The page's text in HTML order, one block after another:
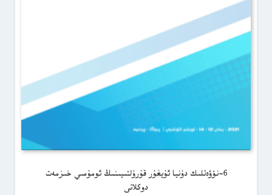
6-نۆۋەتلىك دۇنيا ئۇيغۇر قۇرۇلتىيىنىڭ ئومۇمىي خىزمەت
دوكلاتى